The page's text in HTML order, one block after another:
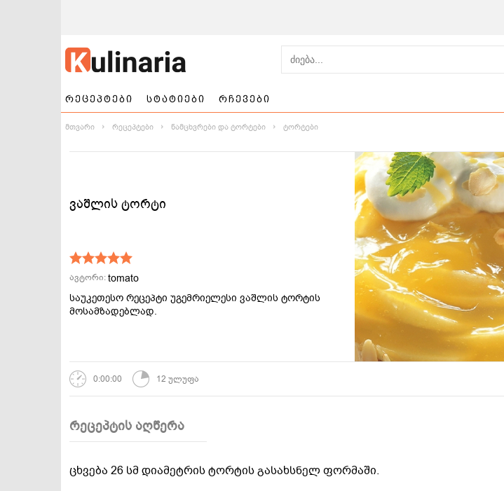
რეცეპტები
ქართული
სამზარეულო
წვნიანები
მსოფლიო
სამზარეულო
სადღესასწაულო
სტატიები რჩევები
მთვარი რეცეპტები ნამცხვრები და ტორტები ტორტები
ვაშლის ტორტი
ავტორი:tomato
საუკეთესო რეცეპტი უგემრიელესი ვაშლის ტორტის
მოსამზადებლად.
0:00:00 12 ულუფა
რეცეპტის აღწერა
ცხვება 26 სმ დიამეტრის ტორტის გასახსნელ ფორმაში.